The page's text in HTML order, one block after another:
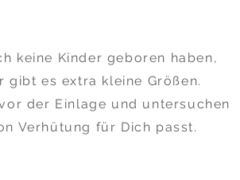
keine Kinder geboren haben,
gibt es extra kleine Größen.
der Einlage und untersuchen
Verhütung für Dich passt.